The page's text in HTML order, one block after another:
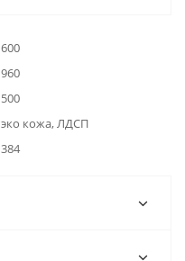
600
960
500
эко кожа, ЛДСП
384